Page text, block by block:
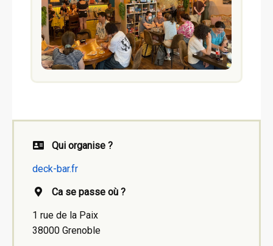
Qui organise ?
deck-bar.fr
Ca se passe où ?
1 rue de la Paix
38000 Grenoble